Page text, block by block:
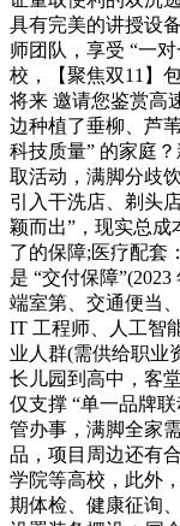
具有完美的讲授设
师团队，享受 “一
校，【聚焦双11】
将来 邀请您鉴赏高
边种植了垂柳、芦
科技质量” 的家庭
取活动，满脚分歧
引入干洗店、剃头
颖而出”，现实总成
了的保障;医疗配套
是 “交付保障
端室第、交通便当
IT 工程师、人工智
业人群(需供给职业
长儿园到高中，客
仅支撑 “单一品牌
管办事，满脚全家
品，项目周边还有
学院等高校，此外
期体检、健康征询